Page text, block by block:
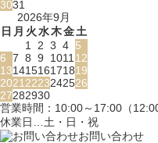
3031
2026年9月
日 月 火水木金土
1
2 3 4 5
6 7 8 9 1011 12
13141516171819
2021 2223242526
27282930
営業時間：10:00～17:00（
休業日…土・日・祝
お問い合わせ